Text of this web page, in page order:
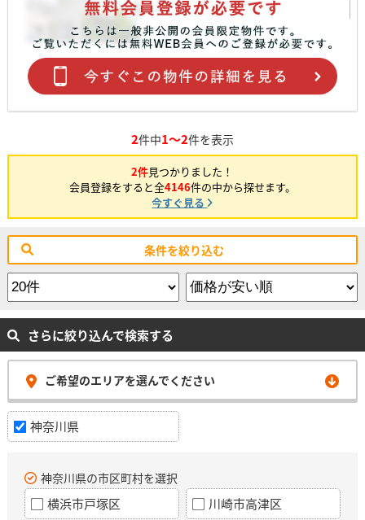
2件中1～2件を表示
2件見つかりました！
会員登録をすると全4146件の中から探せます。
今すぐ見る
条件を絞り込む
さらに絞り込んで検索する
ご希望のエリアを選んでください
神奈川県
神奈川県の市区町村を選択
横浜市戸塚区 川崎市高津区